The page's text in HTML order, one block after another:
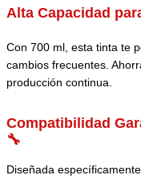
Alta Capacidad
Con 700 ml, esta tinta te
cambios frecuentes.
producción continua.
Compatibilidad
🔧
Diseñada